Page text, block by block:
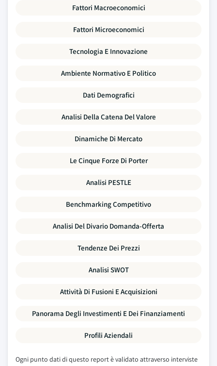
Fattori Macroeconomici
Fattori Microeconomici
Tecnologia E Innovazione
Ambiente Normativo E Politico
Dati Demografici
Analisi Della Catena Del Valore
Dinamiche Di Mercato
Le Cinque Forze Di Porter
Analisi PESTLE
Benchmarking Competitivo
Analisi Del Divario Domanda-Offerta
Tendenze Dei Prezzi
Analisi SWOT
Attività Di Fusioni E Acquisizioni
Panorama Degli Investimenti E Dei Finanziamenti
Profili Aziendali
Ogni punto dati di questo report è validato attraverso interviste